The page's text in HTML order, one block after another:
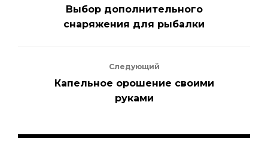
Выбор дополнительного
снаряжения для рыбалки
Следующий
Капельное орошение своими
руками